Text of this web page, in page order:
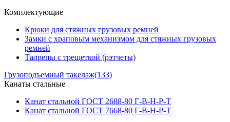
Комплектующие
Крюки для стяжных грузовых ремней
Замки с храповым механизмом для стяжных грузовых
ремней
Талрепы с трещеткой (рэтчеты)
Грузоподъемный такелаж(133)
Канаты стальные
Канат стальной ГОСТ 2688-80 Г-В-Н-Р-Т
Канат стальной ГОСТ 7668-80 Г-В-Н-Р-Т